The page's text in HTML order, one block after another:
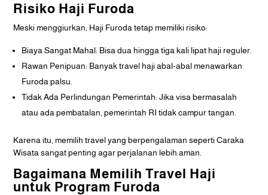
Risiko Haji Furoda
Meski menggiurkan, Haji Furoda tetap memiliki risiko:
Biaya Sangat Mahal: Bisa dua hingga tiga kali lipat haji reguler.
Rawan Penipuan: Banyak travel haji abal-abal menawarkan
Furoda palsu.
Tidak Ada Perlindungan Pemerintah: Jika visa bermasalah
atau ada pembatalan, pemerintah RI tidak campur tangan.
Karena itu, memilih travel yang berpengalaman seperti Caraka
Wisata sangat penting agar perjalanan lebih aman.
Bagaimana Memilih Travel Haji
untuk Program Furoda